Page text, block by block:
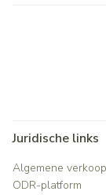
Juridische links
Algemene
ODR-platform